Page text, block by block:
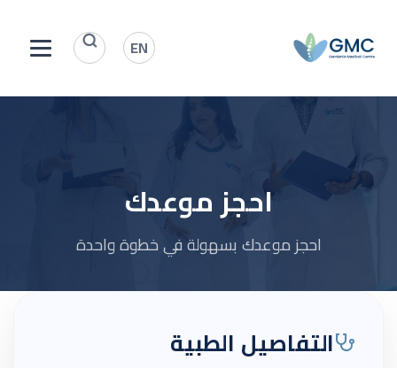
EN
احجز موعدك
احجز موعدك بسهولة في خطوة واحدة
التفاصيل الطبية